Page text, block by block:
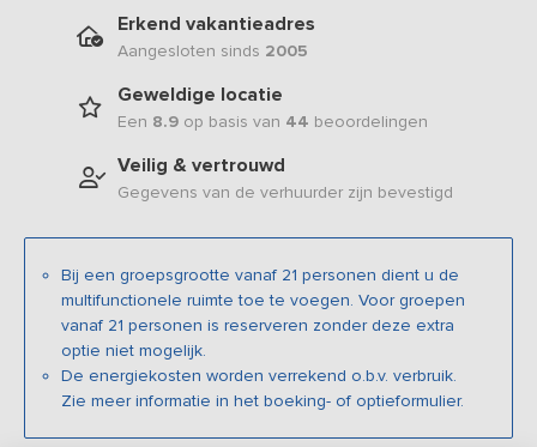
Erkend vakantieadres
Aangesloten sinds 2005
Geweldige locatie
Een 8.9 op basis van 44 beoordelingen
Veilig & vertrouwd
Gegevens van de verhuurder zijn bevestigd
Bij een groepsgrootte vanaf 21 personen dient u de
multifunctionele ruimte toe te voegen. Voor groepen
vanaf 21 personen is reserveren zonder deze extra
optie niet mogelijk.
De energiekosten worden verrekend o.b.v. verbruik.
Zie meer informatie in het boeking- of optieformulier.